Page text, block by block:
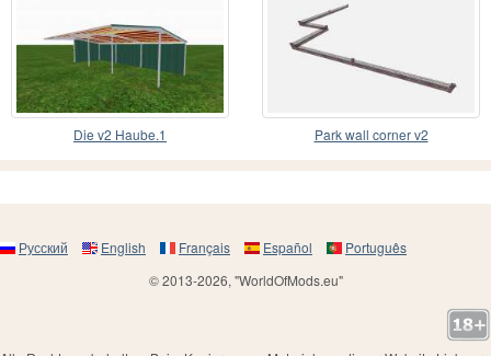
Die v2 Haube.1 Park wall corner v2
Русский English Français Español
Português
© 2013-2026, "WorldOfMods.eu"